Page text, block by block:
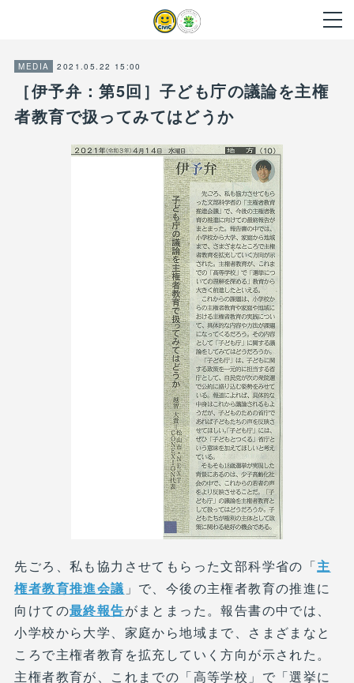
MEDIA 2021.05.22 15:00
［伊予弁：第5回］子ども庁の議論を主権
者教育で扱ってみてはどうか
先ごろ、私も協力させてもらった文部科学省の「主
権者教育推進会議 」で、今後の主権者教育の推進に
向けての最終報告がまとまった。報告書の中では、
小学校から大学、家庭から地域まで、さまざまなと
ころで主権者教育を拡充していく方向が示された。
主権者教育が、これまでの「高等学校」で「選挙に